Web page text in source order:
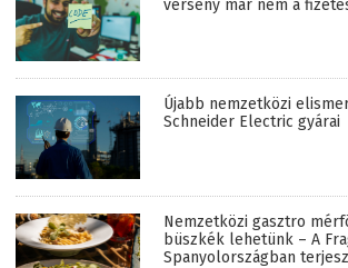
verseny már nem a
Újabb nemzetközi
Schneider Electric gyárai
Nemzetközi gasztro
büszkék lehetünk – A
Spanyolországban